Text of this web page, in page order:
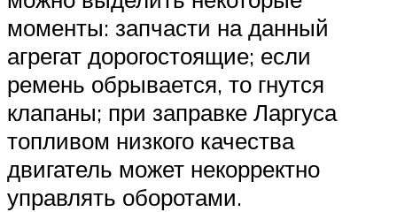
моменты: запчасти на данный
агрегат дорогостоящие; если
ремень обрывается, то гнутся
клапаны; при заправке Ларгуса
топливом низкого качества
двигатель может некорректно
управлять оборотами.